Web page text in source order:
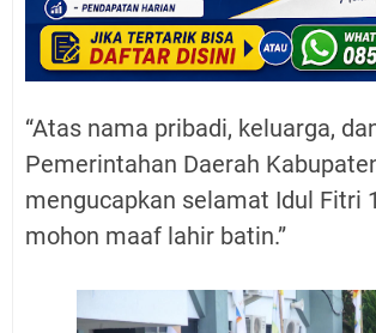
“Atas nama pribadi, keluarga,
Pemerintahan Daerah
mengucapkan selamat Idul Fitri
mohon maaf lahir batin.”